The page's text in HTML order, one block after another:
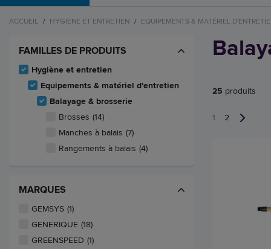
ACCUEIL / HYGIÈNE ET ENTRETIEN / EQUIPEMENTS & MATÉRIEL
FAMILLES DE PRODUITS
Hygiène et entretien
Equipements & matériel d'entretien
Balayage & brosserie
Brosses (14)
Manches à balais (7)
Rangements à balais (4)
MARQUES
GEMSYS (1)
GENERIQUE (18)
GREENSPEED (1)
25 produits
1 2